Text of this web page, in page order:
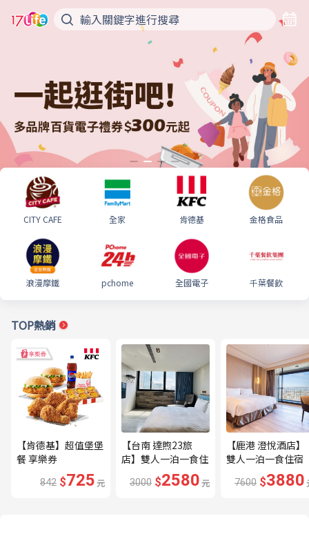
CITY CAFE 全家 肯德基 金格食品
浪漫摩鐵 pchome 全國電子 千葉餐飲
TOP熱銷
【肯德基】超值堡堡
餐 享樂券
842 $725元
【台南 達煦23旅
店】雙人一泊一食住
宿券---🔥近海安路
商圈🔥
3000 $2580元
【鹿港 澄悅酒店】
雙人一泊一食住宿
券---🔥平日限量升
等家庭房、贈兩小
7600 $3880